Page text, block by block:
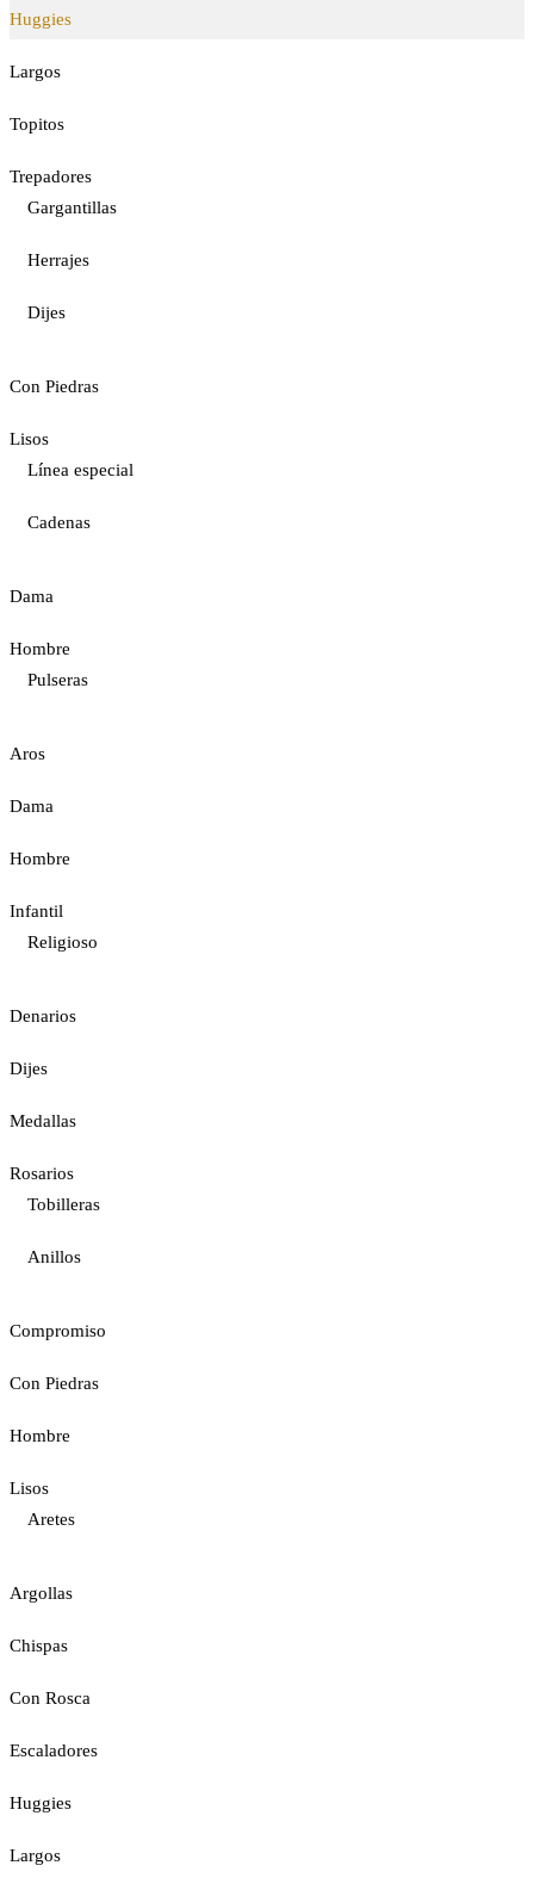
Huggies
Largos
Topitos
Trepadores
Gargantillas
Herrajes
Dijes
Con Piedras
Lisos
Línea especial
Cadenas
Dama
Hombre
Pulseras
Aros
Dama
Hombre
Infantil
Religioso
Denarios
Dijes
Medallas
Rosarios
Tobilleras
Anillos
Compromiso
Con Piedras
Hombre
Lisos
Aretes
Argollas
Chispas
Con Rosca
Escaladores
Huggies
Largos